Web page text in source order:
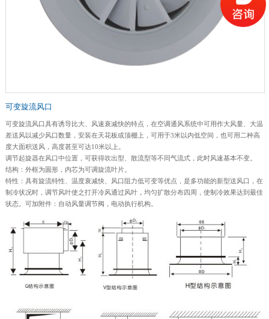
可变旋流风口
可变旋流风口具有诱导比大、风速衰减快的特点，在空调通风系统中可用作大风量、大温
差送风以减少风口数量，安装在天花板或顶棚上，可用于3米以内低空间，也可用二种高
度大面积送风，高度甚至可达10米以上。
调节起旋器在风口中位置，可获得吹出型、散流型等不同气流式，此时风速基本不变。
结构：外框为圆形，内芯为可调旋流叶片。
特性：具有旋流特性、温度衰减快、风口阻力低可变等优点，是多功能的新型送风口，在
制冷状况时，调节风叶使之打开冷风通过风叶，均匀扩散分布四周，使制冷效果达到最佳
状态。可加附件：自动风量调节阀，电动执行机构。